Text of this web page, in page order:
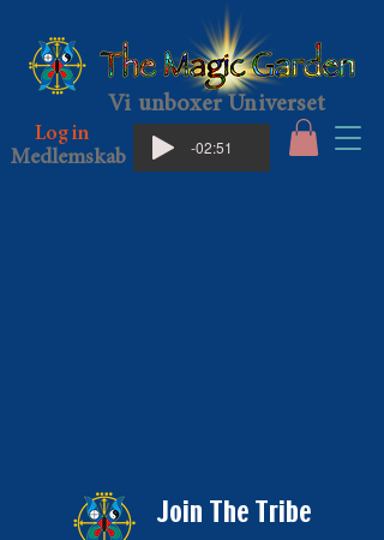
Vi unboxer Universet
Log in
Medlemskab
-02:51
Join The Tribe